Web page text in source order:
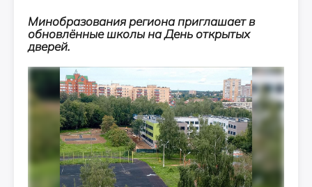
Минобразования региона приглашает в
обновлённые школы на День открытых
дверей.